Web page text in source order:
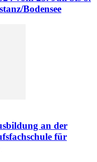
Bodensee
an der
für